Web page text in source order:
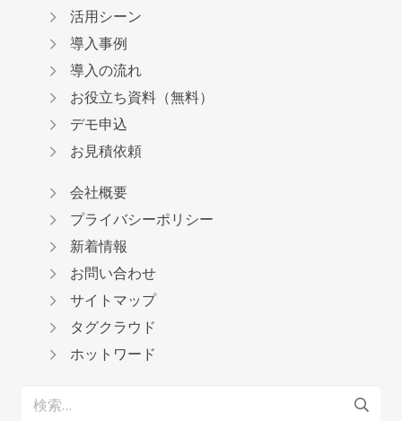
活用シーン
導入事例
導入の流れ
お役立ち資料（無料）
デモ申込
お見積依頼
会社概要
プライバシーポリシー
新着情報
お問い合わせ
サイトマップ
タグクラウド
ホットワード